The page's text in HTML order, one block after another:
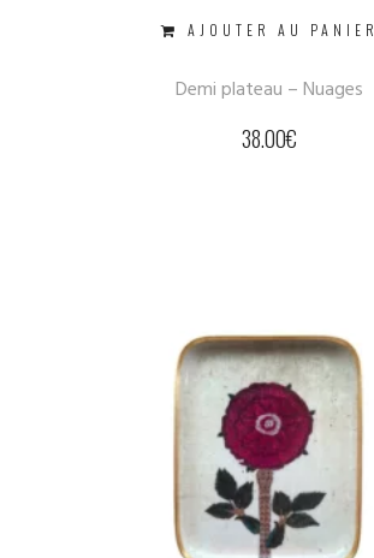
AJOUTER AU PANIER
Demi plateau – Nuages
38.00€